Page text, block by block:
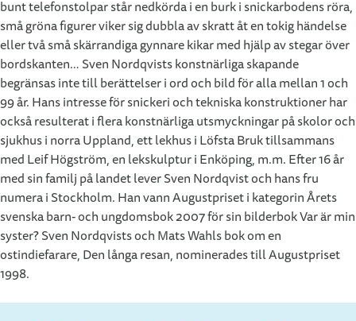
bunt telefonstolpar står nedkörda i en burk i snickarbodens röra,
små gröna figurer viker sig dubbla av skratt åt en tokig händelse
eller två små skärrandiga gynnare kikar med hjälp av stegar över
bordskanten… Sven Nordqvists konstnärliga skapande
begränsas inte till berättelser i ord och bild för alla mellan 1 och
99 år. Hans intresse för snickeri och tekniska konstruktioner har
också resulterat i flera konstnärliga utsmyckningar på skolor och
sjukhus i norra Uppland, ett lekhus i Löfsta Bruk tillsammans
med Leif Högström, en lekskulptur i Enköping, m.m. Efter 16 år
med sin familj på landet lever Sven Nordqvist och hans fru
numera i Stockholm. Han vann Augustpriset i kategorin Årets
svenska barn- och ungdomsbok 2007 för sin bilderbok Var är min
syster? Sven Nordqvists och Mats Wahls bok om en
ostindiefarare, Den långa resan, nominerades till Augustpriset
1998.